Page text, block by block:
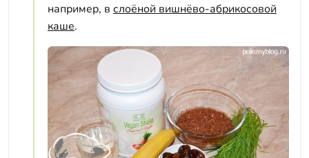
например, в слоёной вишнёво-абрикосовой
каше.